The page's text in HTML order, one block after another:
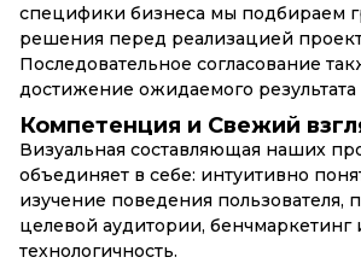
специфики бизнеса мы подбираем
решения перед реализацией
Последовательное согласование
достижение ожидаемого результата
Компетенция и Свежий
Визуальная составляющая наших
объединяет в себе: интуитивно
изучение поведения пользователя,
целевой аудитории, бенчмаркетинг
технологичность.